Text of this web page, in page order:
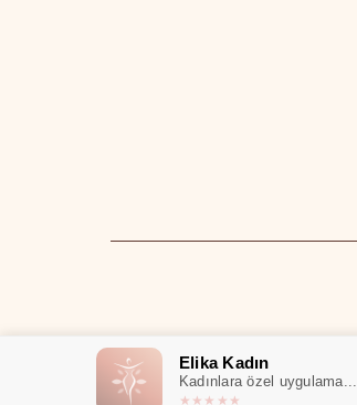
Elika Kadın
Kadınlara özel uygulama...
★★★★★